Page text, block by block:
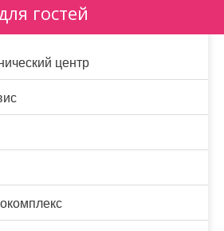
гостей
центр